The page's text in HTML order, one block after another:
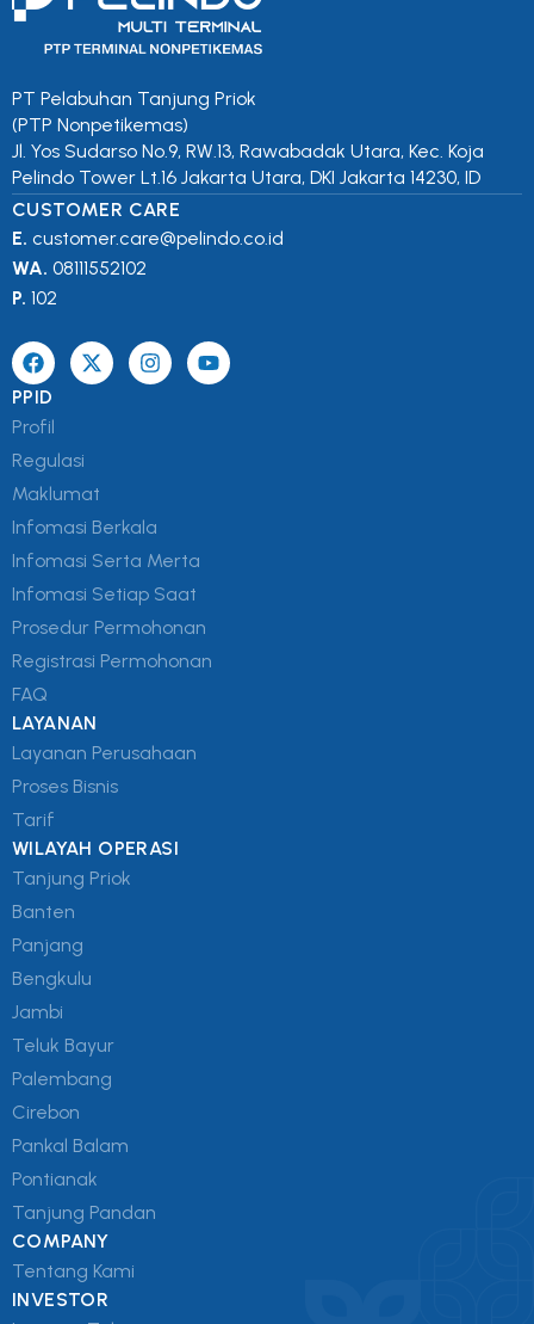
PT Pelabuhan Tanjung Priok
(PTP Nonpetikemas)
Jl. Yos Sudarso No.9, RW.13, Rawabadak Utara, Kec. Koja
Pelindo Tower Lt.16 Jakarta Utara, DKI Jakarta 14230, ID
CUSTOMER CARE
E. customer.care@pelindo.co.id
WA. 08111552102
P. 102
PPID
Profil
Regulasi
Maklumat
Infomasi Berkala
Infomasi Serta Merta
Infomasi Setiap Saat
Prosedur Permohonan
Registrasi Permohonan
FAQ
LAYANAN
Layanan Perusahaan
Proses Bisnis
Tarif
WILAYAH OPERASI
Tanjung Priok
Banten
Panjang
Bengkulu
Jambi
Teluk Bayur
Palembang
Cirebon
Pankal Balam
Pontianak
Tanjung Pandan
COMPANY
Tentang Kami
INVESTOR